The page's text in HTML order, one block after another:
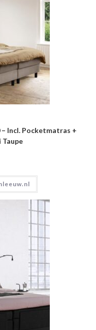
– Incl. Pocketmatras +